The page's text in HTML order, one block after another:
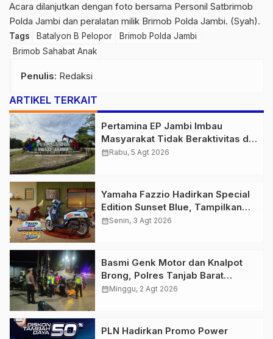
Acara dilanjutkan dengan foto bersama Personil Satbrimob
Polda Jambi dan peralatan milik Brimob Polda Jambi. (Syah).
Tags Batalyon B Pelopor
Brimob Polda Jambi
Brimob Sahabat Anak
Penulis: Redaksi
ARTIKEL TERKAIT
Pertamina EP Jambi Imbau
Masyarakat Tidak Beraktivitas di
Atas Jalur Pipa Migas Demi
calendar_monthRabu, 5 Agt 2026
Yamaha Fazzio Hadirkan Special
Edition Sunset Blue, Tampilkan
Nuansa Retro Summer yang
calendar_monthSenin, 3 Agt 2026
Basmi Genk Motor dan Knalpot
Brong, Polres Tanjab Barat
Amankan Belasan Kendaraan
calendar_monthMinggu, 2 Agt 2026
PLN Hadirkan Promo Power